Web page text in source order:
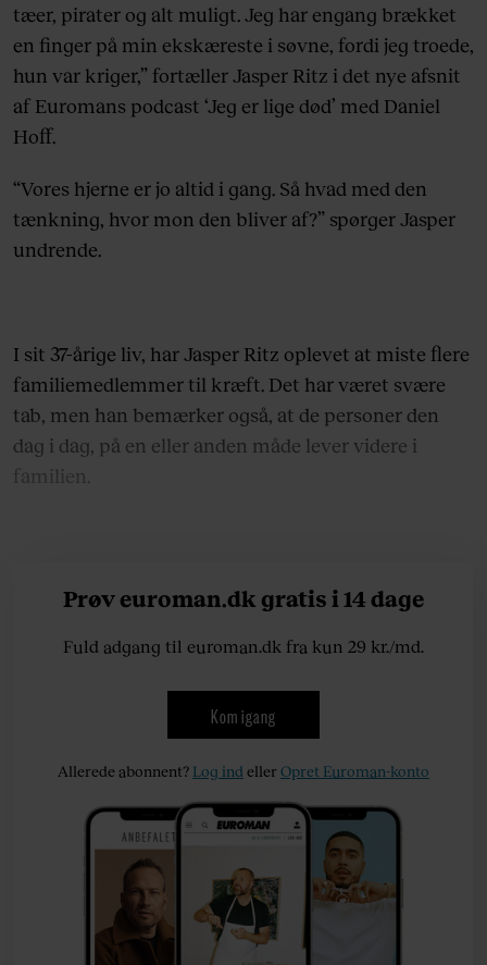
tæer, pirater og alt muligt. Jeg har engang brækket
en finger på min ekskæreste i søvne, fordi jeg troede,
hun var kriger,” fortæller Jasper Ritz i det nye afsnit
af Euromans podcast ‘Jeg er lige død’ med Daniel
Hoff.
“Vores hjerne er jo altid i gang. Så hvad med den
tænkning, hvor mon den bliver af?” spørger Jasper
undrende.
I sit 37-årige liv, har Jasper Ritz oplevet at miste flere
familiemedlemmer til kræft. Det har været svære
tab, men han bemærker også, at de personer den
dag i dag, på en eller anden måde lever videre i
familien.
Prøv euroman.dk gratis i 14 dage
Fuld adgang til euroman.dk fra kun 29 kr./md.
Kom igang
Allerede abonnent? Log ind ellerOpret Euroman-konto